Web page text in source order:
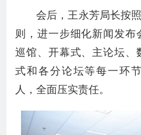
会后，王永芳局长按
则，进一步细化新闻发布
巡馆、开幕式、主论坛、
式和各分论坛等每一环
人，全面压实责任。